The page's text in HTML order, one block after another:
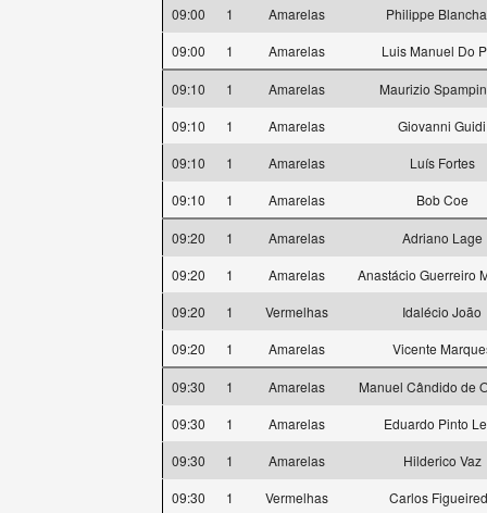
09:00
1 Amarelas
Philippe
09:00
1 Amarelas Luis Manuel Do
09:10 1 Amarelas
Maurizio
09:10
1 Amarelas
Giovanni Guidi
09:10
1 Amarelas
Luís Fortes
09:10
1 Amarelas Bob Coe
09:20 1 Amarelas
Adriano Lage
09:20
1 Amarelas
Anastácio Guerreiro
09:20
1 Vermelhas
Idalécio João
09:20
1 Amarelas Vicente
09:30 1 Amarelas
Manuel Cândido de
09:30
1 Amarelas
Eduardo Pinto
09:30
1 Amarelas
Hilderico Vaz
09:30
1 Vermelhas Carlos